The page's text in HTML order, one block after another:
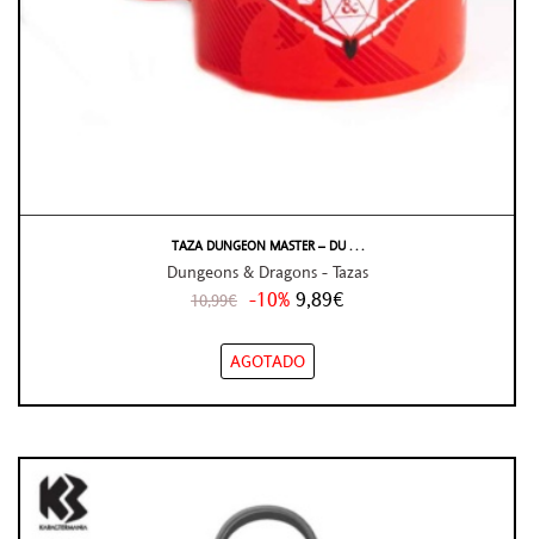
TAZA DUNGEON MASTER – DU . . .
Dungeons & Dragons - Tazas
10,99€ -10% 9,89€
AGOTADO